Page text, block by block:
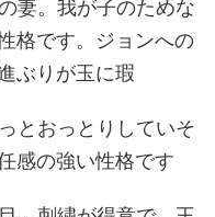
妻。我が子のためな
格です。ジョンへの
ぶりが玉に瑕
とおっとりしていそ
感の強い性格です